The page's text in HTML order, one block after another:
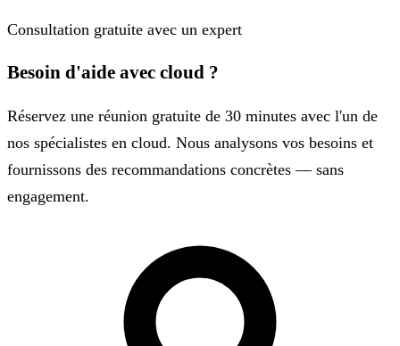
Consultation gratuite avec un expert
Besoin d'aide avec cloud ?
Réservez une réunion gratuite de 30 minutes avec l'un de
nos spécialistes en cloud. Nous analysons vos besoins et
fournissons des recommandations concrètes — sans
engagement.